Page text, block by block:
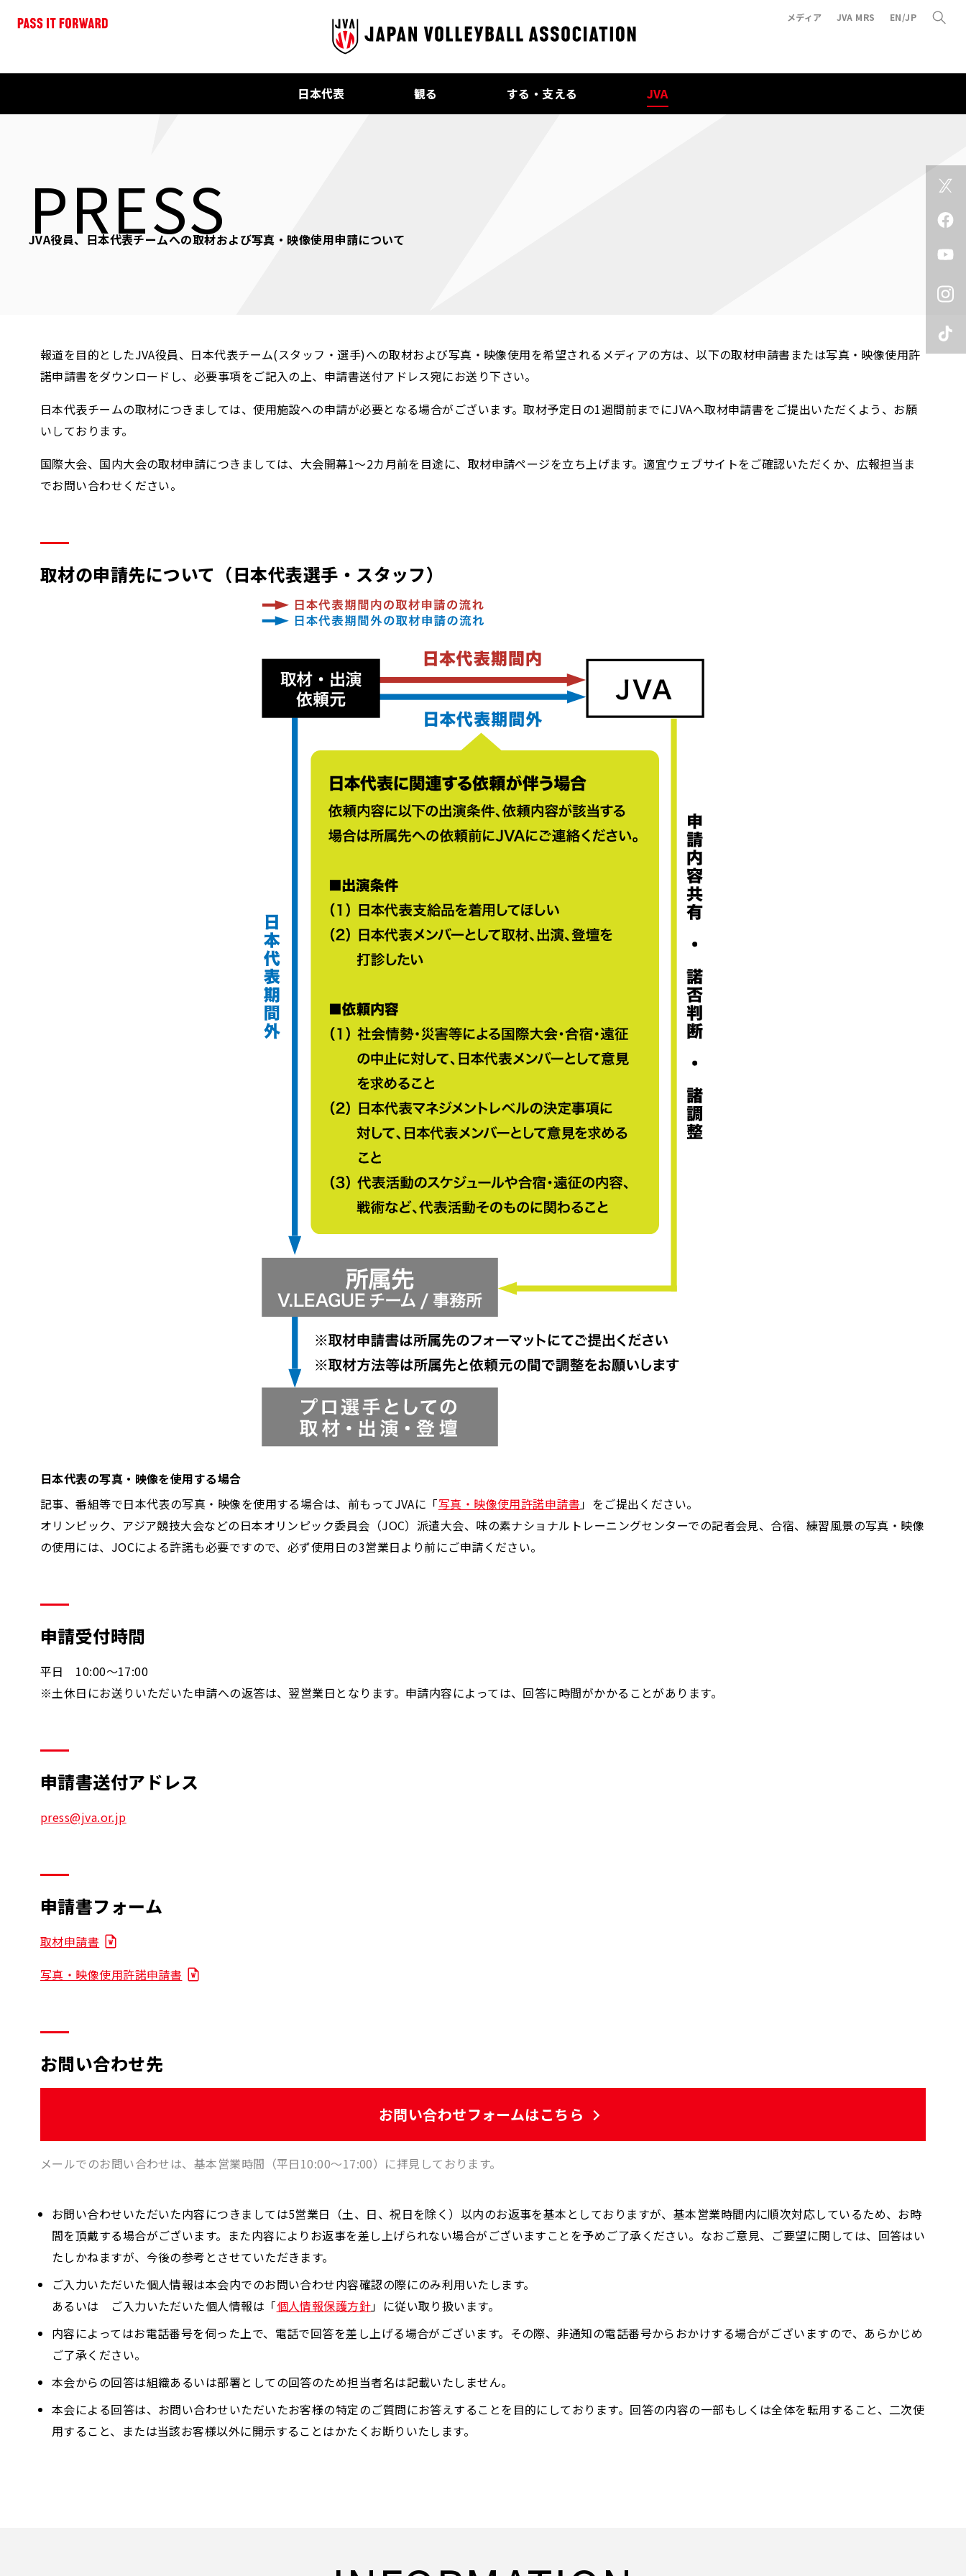
メディア JVA MRS EN/JP
日本代表 観る する・支える JVA
PRESS
JVA役員、日本代表チームへの取材および写真・映像使用申請について
報道を目的としたJVA役員、日本代表チーム(スタッフ・選手)への取材および写真・映像使用を希望されるメディアの方は、以下の取材申請書または写真・映像使用許
諾申請書をダウンロードし、必要事項をご記入の上、申請書送付アドレス宛にお送り下さい。
日本代表チームの取材につきましては、使用施設への申請が必要となる場合がございます。取材予定日の1週間前までにJVAへ取材申請書をご提出いただくよう、お願
いしております。
国際大会、国内大会の取材申請につきましては、大会開幕1～2カ月前を目途に、取材申請ページを立ち上げます。適宜ウェブサイトをご確認いただくか、広報担当ま
でお問い合わせください。
取材の申請先について（日本代表選手・スタッフ）
日本代表の写真・映像を使用する場合
記事、番組等で日本代表の写真・映像を使用する場合は、前もってJVAに「写真・映像使用許諾申請書」をご提出ください。
オリンピック、アジア競技大会などの日本オリンピック委員会（JOC）派遣大会、味の素ナショナルトレーニングセンターでの記者会見、合宿、練習風景の写真・映像
の使用には、JOCによる許諾も必要ですので、必ず使用日の3営業日より前にご申請ください。
申請受付時間
平日 10:00～17:00
※土休日にお送りいただいた申請への返答は、翌営業日となります。申請内容によっては、回答に時間がかかることがあります。
申請書送付アドレス
press@jva.or.jp
申請書フォーム
取材申請書
写真・映像使用許諾申請書
お問い合わせ先
お問い合わせフォームはこちら
メールでのお問い合わせは、基本営業時間（平日10:00～17:00）に拝見しております。
お問い合わせいただいた内容につきましては5営業日（土、日、祝日を除く）以内のお返事を基本としておりますが、基本営業時間内に順次対応しているため、お時
間を頂戴する場合がございます。また内容によりお返事を差し上げられない場合がございますことを予めご了承ください。なおご意見、ご要望に関しては、回答はい
たしかねますが、今後の参考とさせていただきます。
ご入力いただいた個人情報は本会内でのお問い合わせ内容確認の際にのみ利用いたします。
あるいは ご入力いただいた個人情報は「個人情報保護方針」に従い取り扱います。
内容によってはお電話番号を伺った上で、電話で回答を差し上げる場合がございます。その際、非通知の電話番号からおかけする場合がございますので、あらかじめ
ご了承ください。
本会からの回答は組織あるいは部署としての回答のため担当者名は記載いたしません。
本会による回答は、お問い合わせいただいたお客様の特定のご質問にお答えすることを目的にしております。回答の内容の一部もしくは全体を転用すること、二次使
用すること、または当該お客様以外に開示することはかたくお断りいたします。